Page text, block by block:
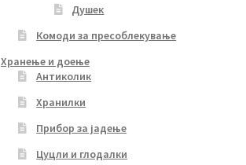
Душек
Комоди за пресоблекување
Хранење и доење
Антиколик
Хранилки
Прибор за јадење
Цуцли и глодалки